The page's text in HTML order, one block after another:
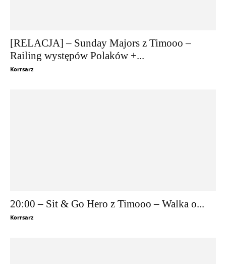
[RELACJA] – Sunday Majors z Timooo –
Railing występów Polaków +...
Korrsarz
20:00 – Sit & Go Hero z Timooo – Walka o...
Korrsarz